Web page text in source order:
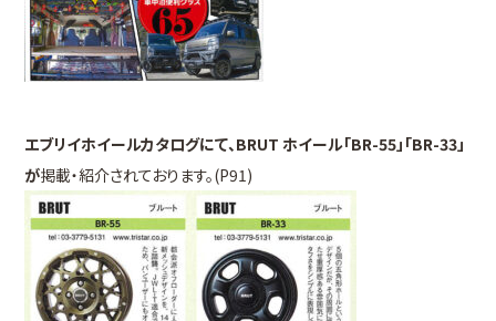
エブリイホイールカタログにて、BRUT ホイール「BR-55」「BR-33」
が掲載・紹介されております。(P91)